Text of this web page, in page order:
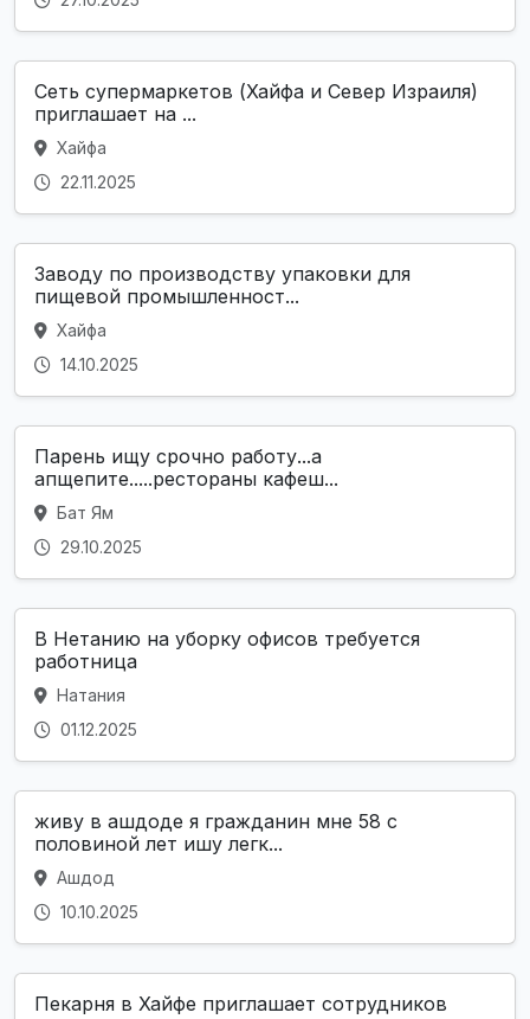
Сеть супермаркетов (Хайфа и Север Израиля)
приглашает на ...
Хайфа
22.11.2025
Заводу по производству упаковки для
пищевой промышленност...
Хайфа
14.10.2025
Парень ищу срочно работу...а
апщепите.....рестораны кафеш...
Бат Ям
29.10.2025
В Нетанию на уборку офисов требуется
работница
Натания
01.12.2025
живу в ашдоде я гражданин мне 58 с
половиной лет ишу легк...
Ашдод
10.10.2025
Пекарня в Хайфе приглашает сотрудников